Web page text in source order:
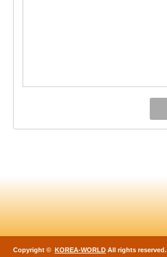
Copyright © KOREA-WORLD All rights reserved.